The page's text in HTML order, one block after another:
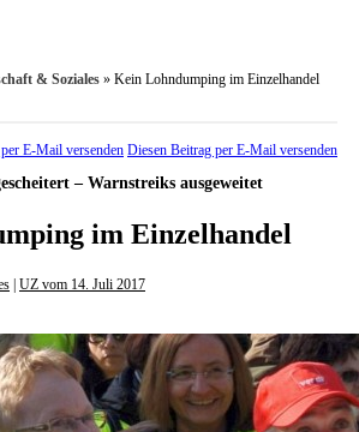
& Soziales » Kein Lohndumping im Einzelhandel
Diesen Beitrag per E-Mail versenden
– Warnstreiks ausgeweitet
im Einzelhandel
UZ vom 14. Juli 2017